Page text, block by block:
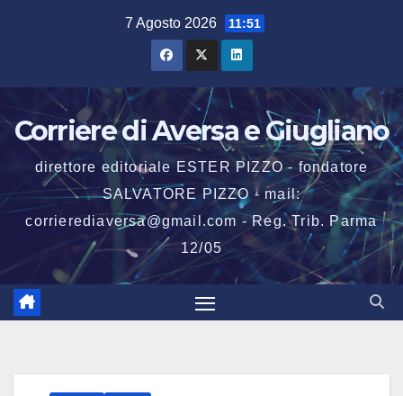
7 Agosto 2026 11:51
Corriere di Aversa e Giugliano
direttore editoriale ESTER PIZZO - fondatore
SALVATORE PIZZO - mail:
corrierediaversa@gmail.com - Reg. Trib. Parma
12/05